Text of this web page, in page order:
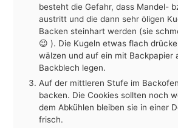
besteht die Gefahr, dass Mandel-
austritt und die dann sehr öligen
Backen steinhart werden (sie
😉 ). Die Kugeln etwas flach
wälzen und auf ein mit Backpapier
Backblech legen.
Auf der mittleren Stufe im
backen. Die Cookies sollten noch
dem Abkühlen bleiben sie in einer
frisch.